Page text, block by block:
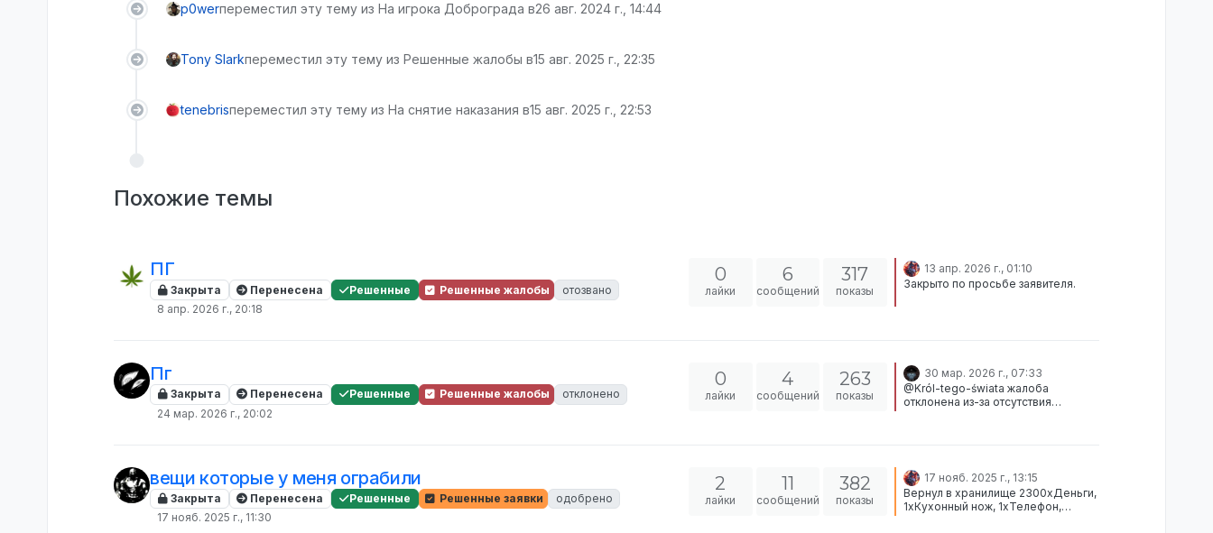
p0werпереместил эту тему из На игрока Доброграда в26 авг. 2024 г., 14:44
Tony Slarkпереместил эту тему из Решенные жалобы в15 авг. 2025 г., 22:35
tenebrisпереместил эту тему из На снятие наказания в15 авг. 2025 г., 22:53
Похожие темы
ПГ
Закрыта Перенесена Решенные Решенные жалобы
отозвано
8 апр. 2026 г., 20:18
0
лайки
6
сообщений
317
показы
13 апр. 2026 г., 01:10
Закрыто по просьбе заявителя.
Пг
Закрыта Перенесена Решенные Решенные жалобы
отклонено
24 мар. 2026 г., 20:02
0
лайки
4
сообщений
263
показы
30 мар. 2026 г., 07:33
@Król-tego-świata жалоба
отклонена из-за отсутствия
вещи которые у меня ограбили
Закрыта Перенесена Решенные Решенные заявки
одобрено
17 нояб. 2025 г., 11:30
2
лайки
11
сообщений
382
показы
17 нояб. 2025 г., 13:15
Вернул в хранилище 2300xДеньги,
1xКухонный нож, 1xТелефон,